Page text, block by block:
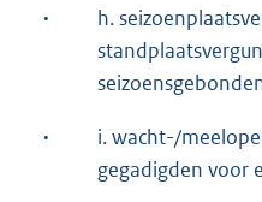
·
h.
·
i. wacht-/
gegadigden voor